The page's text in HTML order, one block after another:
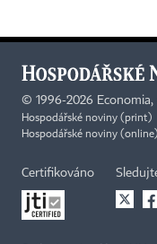
© 1996-2026 Economia,
Hospodářské noviny (print)
Hospodářské noviny
Certifikováno